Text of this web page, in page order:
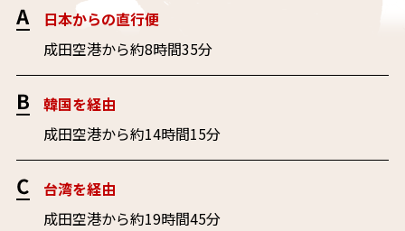
日本からの直行便
成田空港から約8時間35分
韓国を経由
成田空港から約14時間15分
台湾を経由
成田空港から約19時間45分